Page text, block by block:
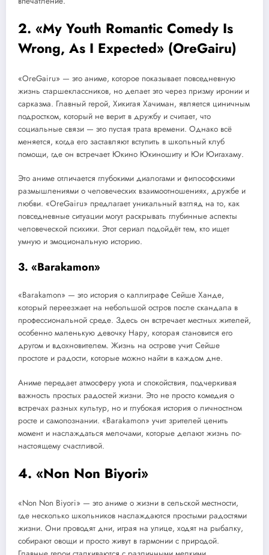
2. «My Youth Romantic Comedy Is
Wrong, As I Expected» (OreGairu)
«OreGairu» — это аниме, которое показывает повседневную
жизнь старшеклассников, но делает это через призму иронии и
сарказма. Главный герой, Хикигая Хачиман, является циничным
подростком, который не верит в дружбу и считает, что
социальные связи — это пустая трата времени. Однако всё
меняется, когда его заставляют вступить в школьный клуб
помощи, где он встречает Юкино Юкиношиту и Юи Юигахаму.
Это аниме отличается глубокими диалогами и философскими
размышлениями о человеческих взаимоотношениях, дружбе и
любви. «OreGairu» предлагает уникальный взгляд на то, как
повседневные ситуации могут раскрывать глубинные аспекты
человеческой психики. Этот сериал подойдёт тем, кто ищет
умную и эмоциональную историю.
3. «Barakamon»
«Barakamon» — это история о каллиграфе Сейше Ханде,
который переезжает на небольшой остров после скандала в
профессиональной среде. Здесь он встречает местных жителей,
особенно маленькую девочку Нару, которая становится его
другом и вдохновителем. Жизнь на острове учит Сейше
простоте и радости, которые можно найти в каждом дне.
Аниме передает атмосферу уюта и спокойствия, подчеркивая
важность простых радостей жизни. Это не просто комедия о
встречах разных культур, но и глубокая история о личностном
росте и самопознании. «Barakamon» учит зрителей ценить
момент и наслаждаться мелочами, которые делают жизнь по-
настоящему счастливой.
4. «Non Non Biyori»
«Non Non Biyori» — это аниме о жизни в сельской местности,
где несколько школьников наслаждаются простыми радостями
жизни. Они проводят дни, играя на улице, ходят на рыбалку,
собирают овощи и просто живут в гармонии с природой.